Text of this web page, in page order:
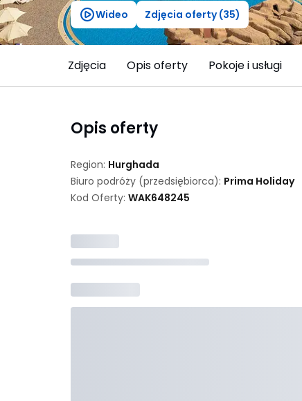
Wideo Zdjęcia oferty (35)
Zdjęcia Opis oferty Pokoje i usługi
Opis oferty
Region: Hurghada
Biuro podróży (przedsiębiorca): Prima Holiday
Kod Oferty: WAK648245